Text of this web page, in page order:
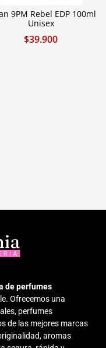
9PM Rebel EDP 100ml
Unisex
$39.900
de perfumes
Ofrecemos una
perfumes
de las mejores marcas
aromas